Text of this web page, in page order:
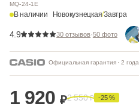
MQ-24-1E
В наличии Новокузнецкая/Завтра
4.9 30 отзывов·50 фото
Официальная гарантия · 2 года
1 920 ₽2 550₽ -25 %